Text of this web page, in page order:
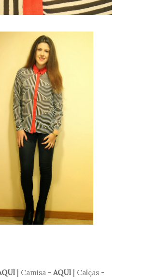
| Camisa - AQUI | Calças -